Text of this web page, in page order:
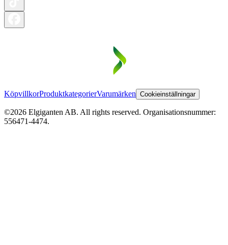
KöpvillkorProduktkategorierVarumärken Cookieinställningar
©2026 Elgiganten AB. All rights reserved. Organisationsnummer:
556471-4474.